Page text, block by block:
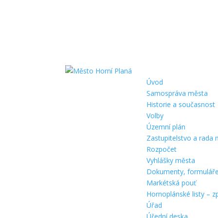
Úvod
Samospráva města
Historie a současnost
Volby
Územní plán
Zastupitelstvo a rada
Rozpočet
Vyhlášky města
Dokumenty, formuláře
Markétská pouť
Hornoplánské listy –
Úřad